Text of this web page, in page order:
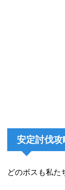
安定討伐攻
どのボスも私た